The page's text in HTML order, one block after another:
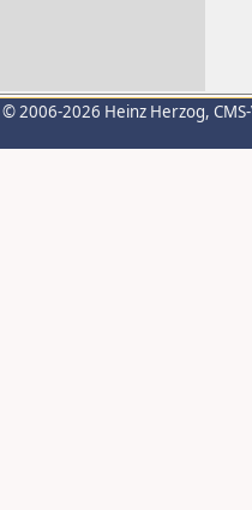
© 2006-2026 Heinz Herzog,